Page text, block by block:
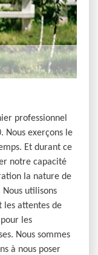
professionnel
Nous exerçons le
Et durant ce
notre capacité
la nature de
utilisons
les attentes de
les
Nous sommes
à nous poser